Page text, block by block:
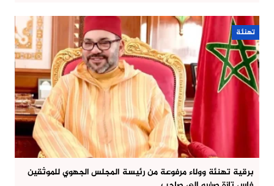
تهنئة
برقية تهنئة وولاء مرفوعة من رئيسة المجلس الجهوي للموثقين